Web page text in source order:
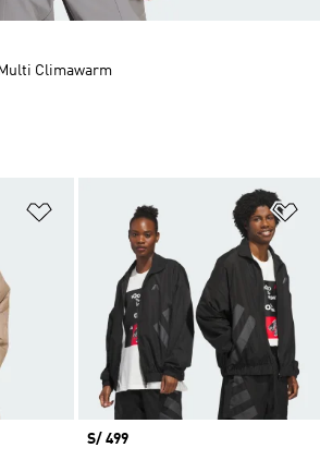
Añadir a la lista de deseos
Precio
S/ 499
Climawarm